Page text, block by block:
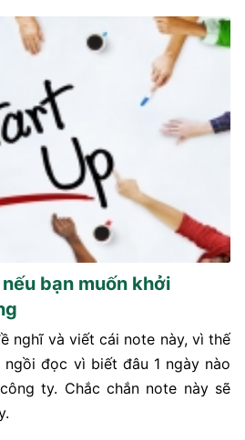
bạn muốn khởi
nghĩ và viết cái note này, vì thế
đọc vì biết đâu 1 ngày nào
ty. Chắc chắn note này sẽ